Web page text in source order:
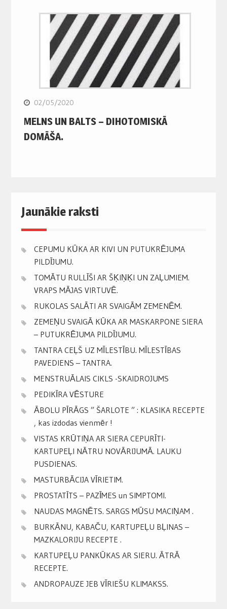
02/05/2020
MELNS UN BALTS – DIHOTOMISKĀ
DOMĀŠA.
Jaunākie raksti
CEPUMU KŪKA AR KIVI UN PUTUKRĒJUMA
PILDĪJUMU.
TOMĀTU RULLĪŠI AR ŠĶIŅĶI UN ZAĻUMIEM.
VRAPS MĀJAS VIRTUVĒ.
RUKOLAS SALĀTI AR SVAIGĀM ZEMENĒM.
ZEMEŅU SVAIGĀ KŪKA AR MASKARPONE SIERA
– PUTUKRĒJUMA PILDĪJUMU.
TANTRA CEĻŠ UZ MĪLESTĪBU. MĪLESTĪBAS
PAVEDIENS – TANTRA.
MENSTRUĀLAIS CIKLS -SKAIDROJUMS
PEDIKĪRA VĒSTURE
ĀBOLU PĪRĀGS ” ŠARLOTE ” : KLASIKA RECEPTE
, kas izdodas vienmēr !
VISTAS KRŪTIŅA AR SIERA CEPURĪTI-
KARTUPEĻI NĀTRU NOVĀRIJUMĀ. LAUKU
PUSDIENAS.
MASTURBĀCIJA VĪRIETIM.
PROSTATĪTS – PAZĪMES un SIMPTOMI.
NAUDAS MAGNĒTS. SARGS MŪSU MACIŅAM .
BURKĀNU, KABAČU, KARTUPEĻU BĻINAS –
MAZKALORIJU RECEPTE .
KARTUPEĻU PANKŪKAS AR SIERU. ĀTRĀ
RECEPTE.
ANDROPAUZE JEB VĪRIEŠU KLIMAKSS.